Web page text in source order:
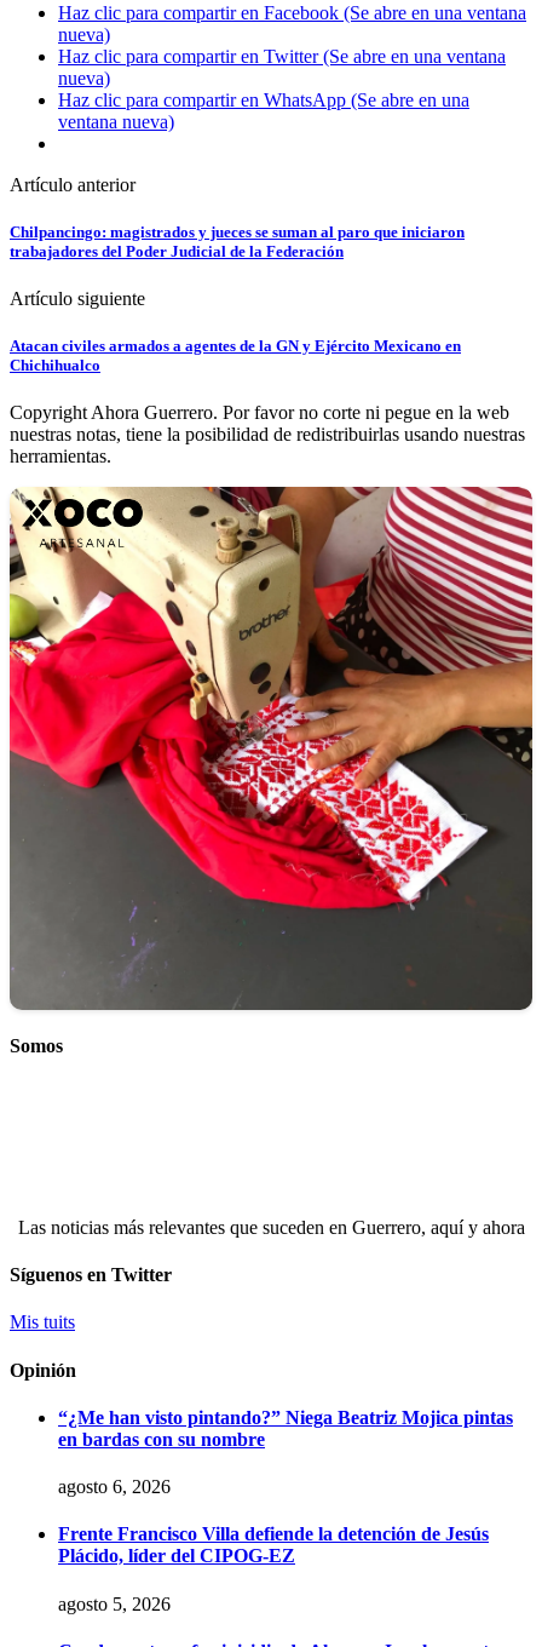
Haz clic para compartir en Facebook (Se abre en una ventana
nueva)
Haz clic para compartir en Twitter (Se abre en una ventana
nueva)
Haz clic para compartir en WhatsApp (Se abre en una
ventana nueva)
Artículo anterior
Chilpancingo: magistrados y jueces se suman al paro que iniciaron
trabajadores del Poder Judicial de la Federación
Artículo siguiente
Atacan civiles armados a agentes de la GN y Ejército Mexicano en
Chichihualco
Copyright Ahora Guerrero. Por favor no corte ni pegue en la web
nuestras notas, tiene la posibilidad de redistribuirlas usando nuestras
herramientas.
Somos
Las noticias más relevantes que suceden en Guerrero, aquí y ahora
Síguenos en Twitter
Mis tuits
Opinión
“¿Me han visto pintando?” Niega Beatriz Mojica pintas
en bardas con su nombre
agosto 6, 2026
Frente Francisco Villa defiende la detención de Jesús
Plácido, líder del CIPOG-EZ
agosto 5, 2026